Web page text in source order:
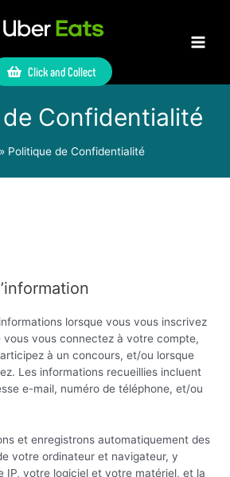
Click and Collect
Confidentialité
Politique de Confidentialité
lorsque vous vous inscrivez
vous vous connectez à votre compte,
à un concours, et/ou lorsque
Les informations recueillies incluent
e-mail, numéro de téléphone, et/ou
et enregistrons automatiquement des
votre ordinateur et navigateur, y
IP, votre logiciel et votre matériel, et la